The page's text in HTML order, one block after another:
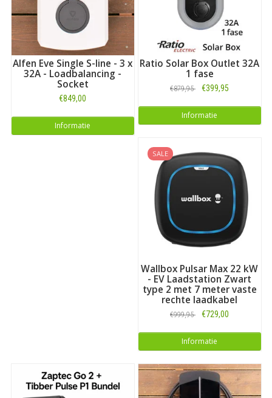
Alfen Eve Single S-line - 3 x
32A - Loadbalancing -
Socket
€849,00
Informatie
Ratio Solar Box Outlet 32A
1 fase
€879,95 €399,95
Informatie
SALE
Wallbox Pulsar Max 22 kW
- EV Laadstation Zwart
type 2 met 7 meter vaste
rechte laadkabel
€999,95 €729,00
Informatie